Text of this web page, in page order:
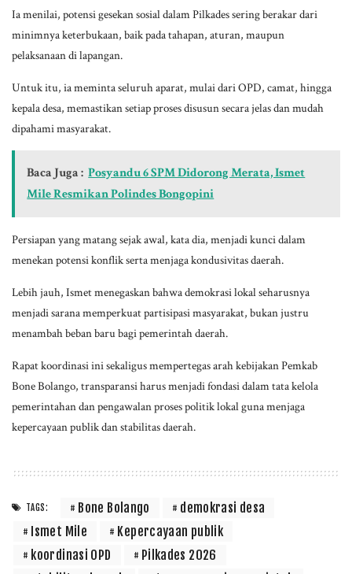
Ia menilai, potensi gesekan sosial dalam Pilkades sering berakar dari
minimnya keterbukaan, baik pada tahapan, aturan, maupun
pelaksanaan di lapangan.
Untuk itu, ia meminta seluruh aparat, mulai dari OPD, camat, hingga
kepala desa, memastikan setiap proses disusun secara jelas dan mudah
dipahami masyarakat.
Baca Juga : Posyandu 6 SPM Didorong Merata, Ismet
Mile Resmikan Polindes Bongopini
Persiapan yang matang sejak awal, kata dia, menjadi kunci dalam
menekan potensi konflik serta menjaga kondusivitas daerah.
Lebih jauh, Ismet menegaskan bahwa demokrasi lokal seharusnya
menjadi sarana memperkuat partisipasi masyarakat, bukan justru
menambah beban baru bagi pemerintah daerah.
Rapat koordinasi ini sekaligus mempertegas arah kebijakan Pemkab
Bone Bolango, transparansi harus menjadi fondasi dalam tata kelola
pemerintahan dan pengawalan proses politik lokal guna menjaga
kepercayaan publik dan stabilitas daerah.
TAGS: Bone Bolango
demokrasi desa
Ismet Mile
Kepercayaan publik
koordinasi OPD
Pilkades 2026